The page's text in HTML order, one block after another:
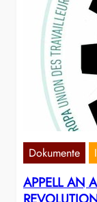
Dokumente
APPELL AN